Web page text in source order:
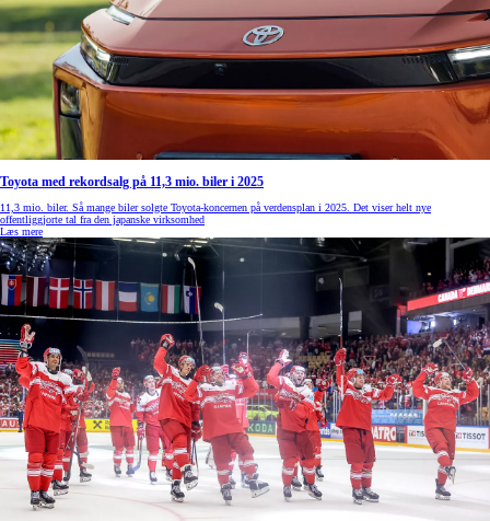
Toyota med rekordsalg på 11,3 mio. biler i 2025
11,3 mio. biler. Så mange biler solgte Toyota-koncernen på verdensplan i 2025. Det viser helt nye
offentliggjorte tal fra den japanske virksomhed
Læs mere